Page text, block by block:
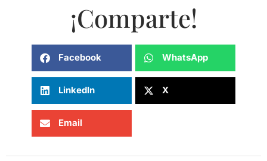
¡Comparte!
Facebook WhatsApp
LinkedIn X
Email